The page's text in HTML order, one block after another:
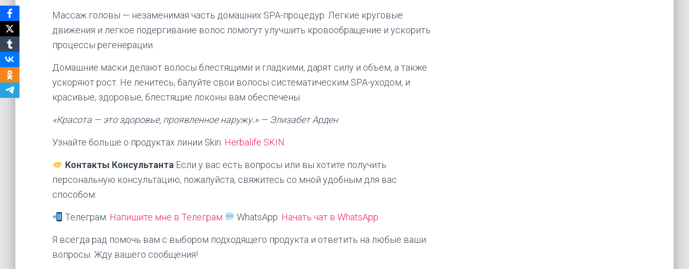
Массаж головы — незаменимая часть домашних SPA-процедур. Легкие круговые
движения и легкое подергивание волос помогут улучшить кровообращение и ускорить
процессы регенерации.
Домашние маски делают волосы блестящими и гладкими, дарят силу и объем, а также
ускоряют рост. Не ленитесь, балуйте свои волосы систематическим SPA-уходом, и
красивые, здоровые, блестящие локоны вам обеспечены.
«Красота — это здоровье, проявленное наружу.» — Элизабет Арден
Узнайте больше о продуктах линии Skin: Herbalife SKIN
Контакты Консультанта Если у вас есть вопросы или вы хотите получить
персональную консультацию, пожалуйста, свяжитесь со мной удобным для вас
способом:
Телеграм: Напишите мне в Телеграм WhatsApp: Начать чат в WhatsApp
Я всегда рад помочь вам с выбором подходящего продукта и ответить на любые ваши
вопросы. Жду вашего сообщения!